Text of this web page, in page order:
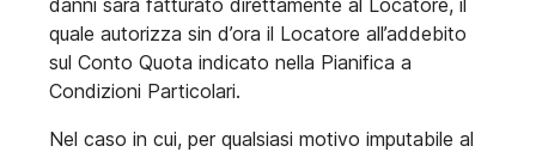
danni sarà fatturato direttamente al Locatore, il
quale autorizza sin d’ora il Locatore all’addebito
sul Conto Quota indicato nella Pianifica a
Condizioni Particolari.
Nel caso in cui, per qualsiasi motivo imputabile al